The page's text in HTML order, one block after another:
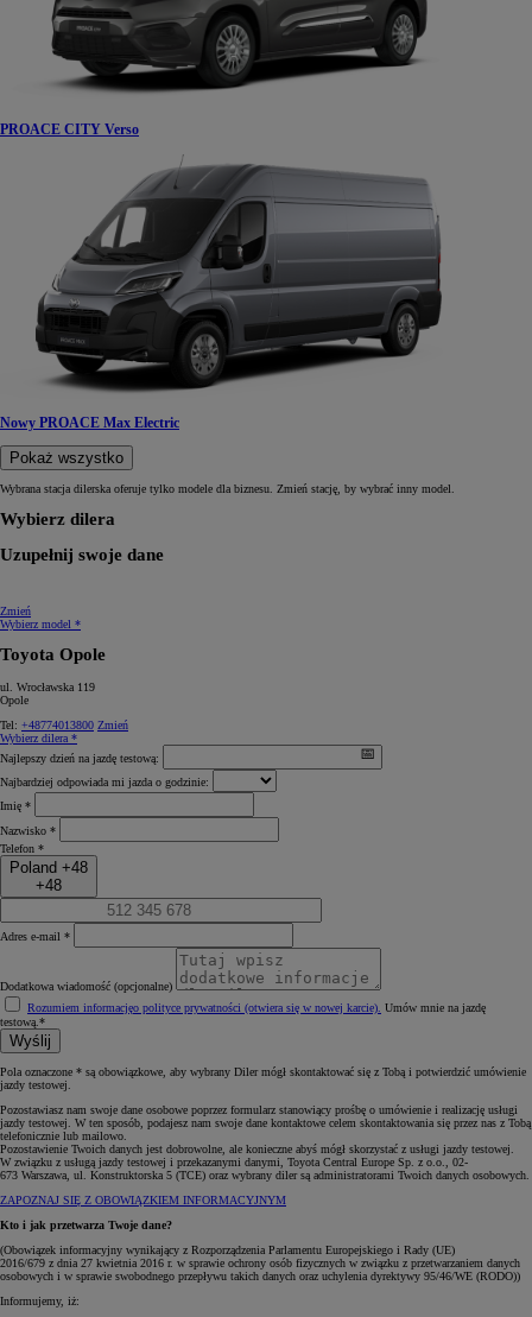
PROACE CITY Verso
Nowy PROACE Max Electric
Pokaż wszystko
Wybrana stacja dilerska oferuje tylko modele dla biznesu. Zmień stację, by wybrać inny model.
Wybierz dilera
Uzupełnij swoje dane
Zmień
Wybierz model *
Toyota Opole
ul. Wrocławska 119
Opole
Tel: +48774013800 Zmień
Wybierz dilera *
Najlepszy dzień na jazdę testową:
Najbardziej odpowiada mi jazda o godzinie:
Imię *
Nazwisko *
Telefon *
Poland +48
+48
Adres e-mail *
Dodatkowa wiadomość (opcjonalne)
Rozumiem informacjęo polityce prywatności (otwiera się w nowej karcie) Umów mnie na jazdę
testową.*
Wyślij
Pola oznaczone * są obowiązkowe, aby wybrany Diler mógł skontaktować się z Tobą i potwierdzić umówienie
jazdy testowej.
Pozostawiasz nam swoje dane osobowe poprzez formularz stanowiący prośbę o umówienie i realizację usługi
jazdy testowej. W ten sposób, podajesz nam swoje dane kontaktowe celem skontaktowania się przez nas z Tobą
telefonicznie lub mailowo.
Pozostawienie Twoich danych jest dobrowolne, ale konieczne abyś mógł skorzystać z usługi jazdy testowej.
W związku z usługą jazdy testowej i przekazanymi danymi, Toyota Central Europe Sp. z o.o., 02-
673 Warszawa, ul. Konstruktorska 5 (TCE) oraz wybrany diler są administratorami Twoich danych osobowych.
ZAPOZNAJ SIĘ Z OBOWIĄZKIEM INFORMACYJNYM
Kto i jak przetwarza Twoje dane?
(Obowiązek informacyjny wynikający z Rozporządzenia Parlamentu Europejskiego i Rady (UE)
2016/679 z dnia 27 kwietnia 2016 r. w sprawie ochrony osób fizycznych w związku z przetwarzaniem danych
osobowych i w sprawie swobodnego przepływu takich danych oraz uchylenia dyrektywy 95/46/WE (RODO))
Informujemy, iż: